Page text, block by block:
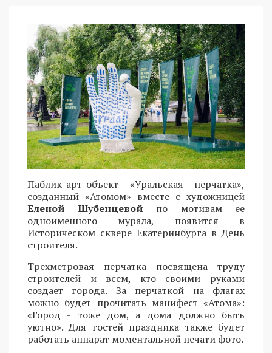
Паблик-арт-объект «Уральская перчатка»,
созданный «Атомом» вместе с художницей
Еленой Шубенцевой по мотивам ее
одноименного мурала, появится в
Историческом сквере Екатеринбурга в День
строителя.
Трехметровая перчатка посвящена труду
строителей и всем, кто своими руками
создает города. За перчаткой на флагах
можно будет прочитать манифест «Атома»:
«Город - тоже дом, а дома должно быть
уютно». Для гостей праздника также будет
работать аппарат моментальной печати фото.